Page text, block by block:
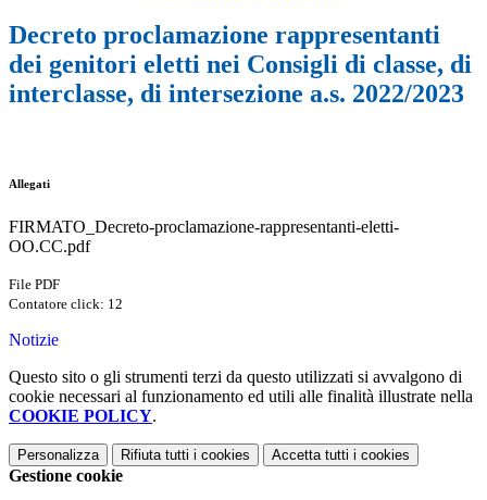
Decreto proclamazione rappresentanti
dei genitori eletti nei Consigli di classe, di
interclasse, di intersezione a.s. 2022/2023
Allegati
FIRMATO_Decreto-proclamazione-rappresentanti-eletti-
OO.CC.pdf
File PDF
Contatore click: 12
Notizie
Questo sito o gli strumenti terzi da questo utilizzati si avvalgono di
cookie necessari al funzionamento ed utili alle finalità illustrate nella
COOKIE POLICY.
Personalizza Rifiuta tutti i cookies Accetta tutti i cookies
Gestione cookie